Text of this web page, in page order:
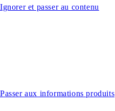
Ignorer et passer au contenu
Passer aux informations produits